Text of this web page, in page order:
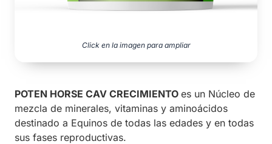
Click en la imagen para ampliar
POTEN HORSE CAV CRECIMIENTO es un Núcleo de
mezcla de minerales, vitaminas y aminoácidos
destinado a Equinos de todas las edades y en todas
sus fases reproductivas.